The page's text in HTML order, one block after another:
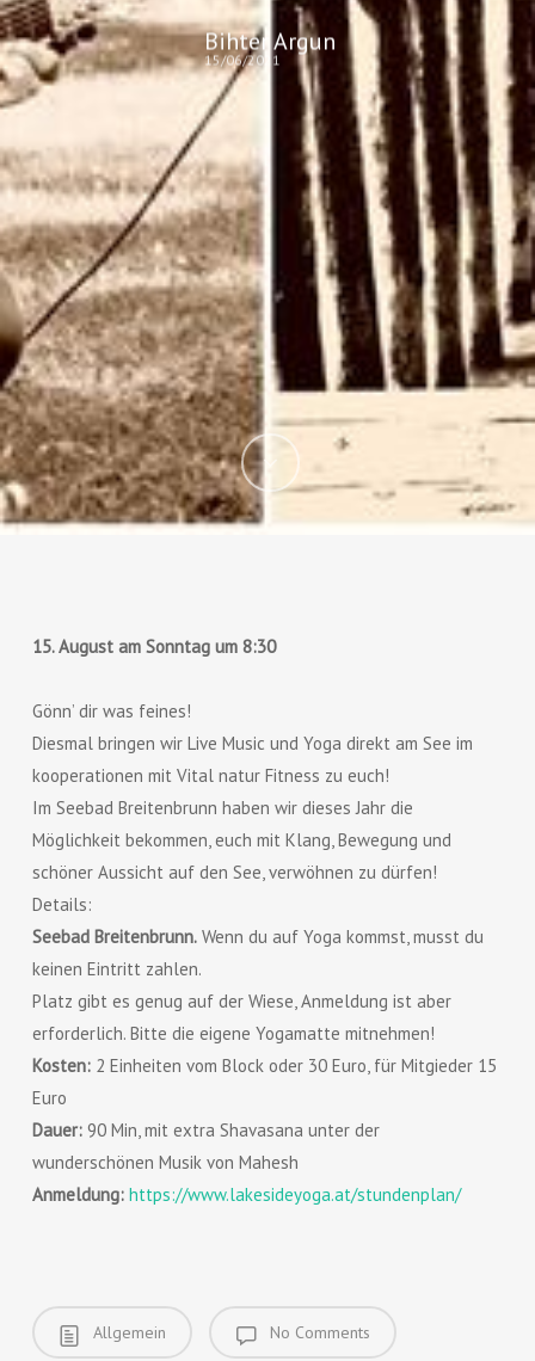
Bihter Argun
15/06/2021
15. August am Sonntag um 8:30
Gönn’ dir was feines!
Diesmal bringen wir Live Music und Yoga direkt am See im
kooperationen mit Vital natur Fitness zu euch!
Im Seebad Breitenbrunn haben wir dieses Jahr die
Möglichkeit bekommen, euch mit Klang, Bewegung und
schöner Aussicht auf den See, verwöhnen zu dürfen!
Details:
Seebad Breitenbrunn.Wenn du auf Yoga kommst, musst du
keinen Eintritt zahlen.
Platz gibt es genug auf der Wiese, Anmeldung ist aber
erforderlich. Bitte die eigene Yogamatte mitnehmen!
Kosten:2 Einheiten vom Block oder 30 Euro, für Mitgieder 15
Euro
Dauer:90 Min, mit extra Shavasana unter der
wunderschönen Musik von Mahesh
Anmeldung: https://www.lakesideyoga.at/stundenplan/
Allgemein No Comments